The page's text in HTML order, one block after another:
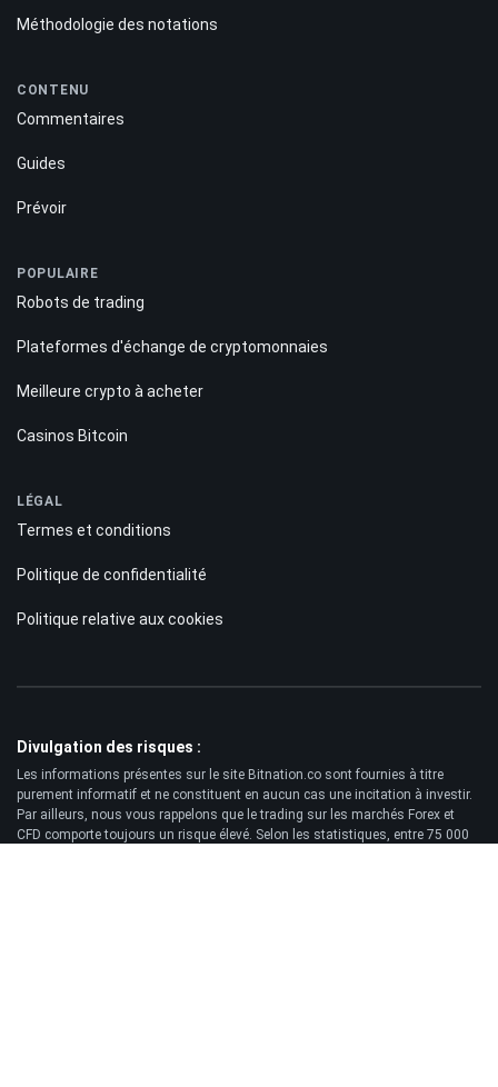
Méthodologie des notations
CONTENU
Commentaires
Guides
Prévoir
POPULAIRE
Robots de trading
Plateformes d'échange de cryptomonnaies
Meilleure crypto à acheter
Casinos Bitcoin
LÉGAL
Termes et conditions
Politique de confidentialité
Politique relative aux cookies
Divulgation des risques :
Les informations présentes sur le site Bitnation.co sont fournies à titre
purement informatif et ne constituent en aucun cas une incitation à investir.
Par ailleurs, nous vous rappelons que le trading sur les marchés Forex et
CFD comporte toujours un risque élevé. Selon les statistiques, entre 75 000